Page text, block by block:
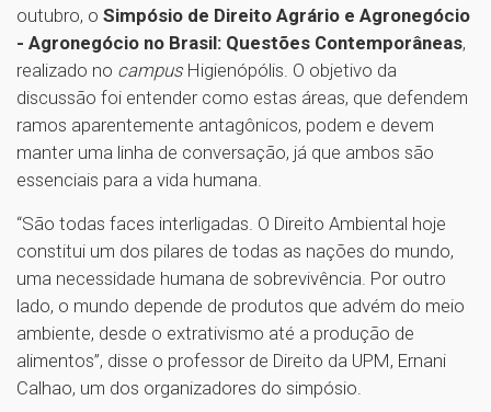
outubro, o Simpósio de Direito Agrário e Agronegócio
- Agronegócio no Brasil: Questões Contemporâneas,
realizado no campus Higienópólis. O objetivo da
discussão foi entender como estas áreas, que defendem
ramos aparentemente antagônicos, podem e devem
manter uma linha de conversação, já que ambos são
essenciais para a vida humana.
“São todas faces interligadas. O Direito Ambiental hoje
constitui um dos pilares de todas as nações do mundo,
uma necessidade humana de sobrevivência. Por outro
lado, o mundo depende de produtos que advém do meio
ambiente, desde o extrativismo até a produção de
alimentos”, disse o professor de Direito da UPM, Ernani
Calhao, um dos organizadores do simpósio.